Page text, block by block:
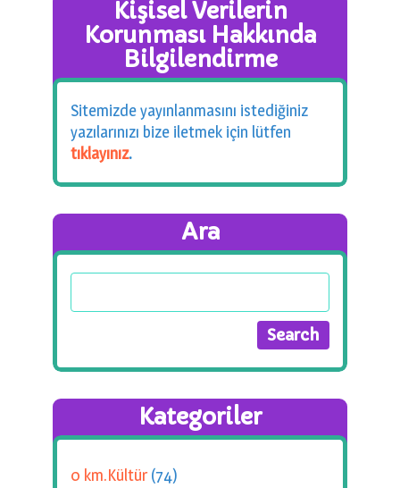
Kişisel Verilerin
Korunması Hakkında
Bilgilendirme
Sitemizde yayınlanmasını istediğiniz
yazılarınızı bize iletmek için lütfen
tıklayınız.
Ara
Kategoriler
0 km.Kültür(74)